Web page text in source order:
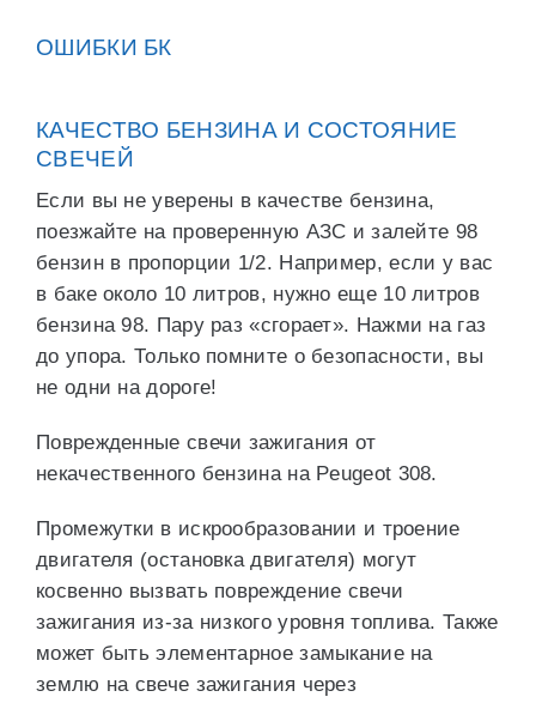
ОШИБКИ БК
КАЧЕСТВО БЕНЗИНА И СОСТОЯНИЕ
СВЕЧЕЙ
Если вы не уверены в качестве бензина,
поезжайте на проверенную АЗС и залейте 98
бензин в пропорции 1/2. Например, если у вас
в баке около 10 литров, нужно еще 10 литров
бензина 98. Пару раз «сгорает». Нажми на газ
до упора. Только помните о безопасности, вы
не одни на дороге!
Поврежденные свечи зажигания от
некачественного бензина на Peugeot 308.
Промежутки в искрообразовании и троение
двигателя (остановка двигателя) могут
косвенно вызвать повреждение свечи
зажигания из-за низкого уровня топлива. Также
может быть элементарное замыкание на
землю на свече зажигания через